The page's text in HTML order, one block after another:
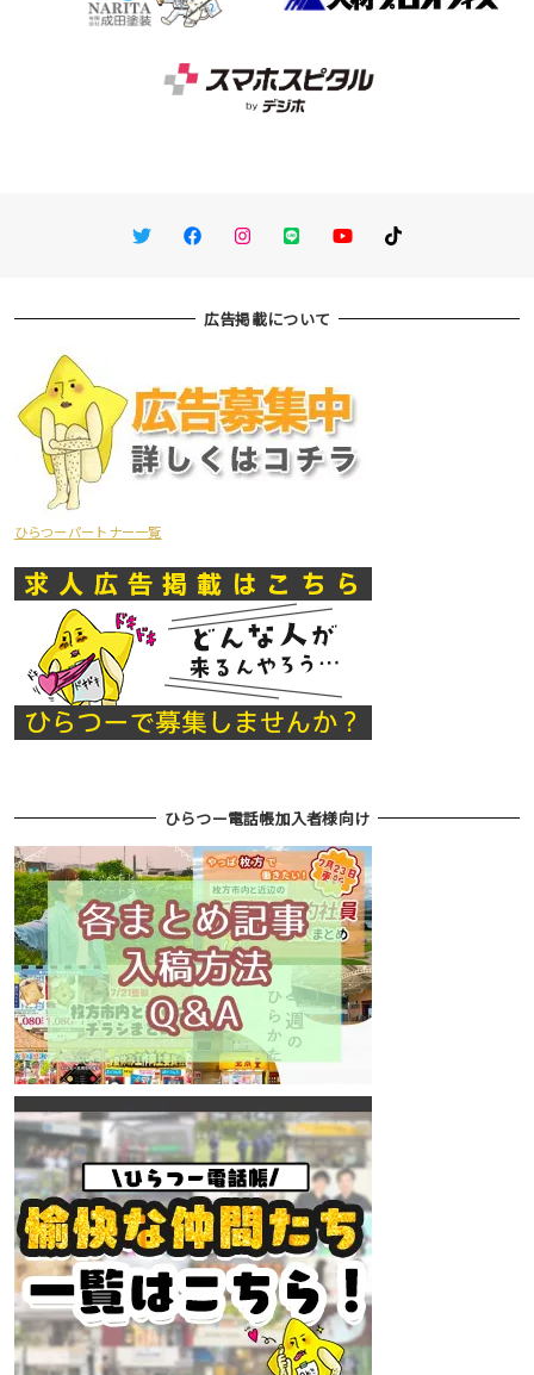
TwitterFacebookInstagram
LINE You TubeTikTok
広告掲載について
ひらつーパートナー一覧
ひらつー電話帳加入者様向け